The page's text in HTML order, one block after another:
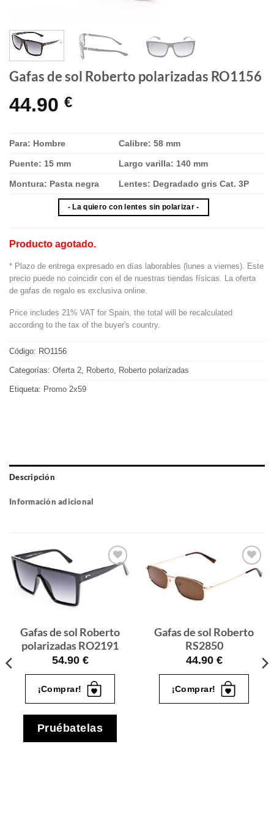
Gafas de sol Roberto polarizadas RO1156
44.90 €
Para: Hombre Calibre: 58 mm
Puente: 15 mm Largo varilla: 140 mm
Montura: Pasta negra Lentes: Degradado gris Cat. 3P
- La quiero con lentes sin polarizar -
Producto agotado.
* Plazo de entrega expresado en días laborables (lunes a viernes). Este
precio puede no coincidir con el de nuestras tiendas físicas. La oferta
de gafas de regalo es exclusiva online.
Price includes 21% VAT for Spain, the total will be recalculated
according to the tax of the buyer's country.
Código: RO1156
Categorías: Oferta 2, Roberto, Roberto polarizadas
Etiqueta: Promo 2x59
Descripción
Información adicional
Gafas
Gafas de sol Roberto
polarizadas RO2191
54.90 €
¡Comprar!
Pruébatelas
Gafas
Gafas de sol Roberto
RS2850
44.90 €
¡Comprar!